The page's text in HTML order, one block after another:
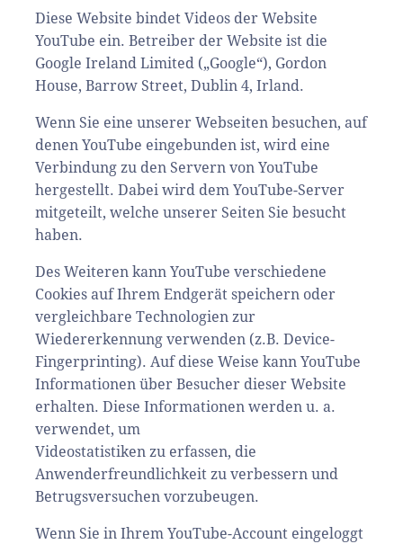
Diese Website bindet Videos der Website
YouTube ein. Betreiber der Website ist die
Google Ireland Limited („Google“), Gordon
House, Barrow Street, Dublin 4, Irland.
Wenn Sie eine unserer Webseiten besuchen, auf
denen YouTube eingebunden ist, wird eine
Verbindung zu den Servern von YouTube
hergestellt. Dabei wird dem YouTube-Server
mitgeteilt, welche unserer Seiten Sie besucht
haben.
Des Weiteren kann YouTube verschiedene
Cookies auf Ihrem Endgerät speichern oder
vergleichbare Technologien zur
Wiedererkennung verwenden (z.B. Device-
Fingerprinting). Auf diese Weise kann YouTube
Informationen über Besucher dieser Website
erhalten. Diese Informationen werden u. a.
verwendet, um
Videostatistiken zu erfassen, die
Anwenderfreundlichkeit zu verbessern und
Betrugsversuchen vorzubeugen.
Wenn Sie in Ihrem YouTube-Account eingeloggt